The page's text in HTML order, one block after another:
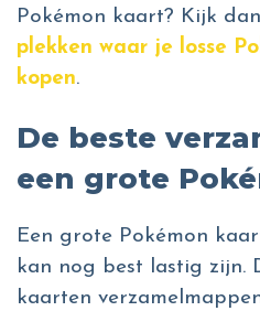
Pokémon kaart? Kijk
plekken waar je losse
kopen.
De beste
een grote
Een grote Pokémon
kan nog best lastig zijn.
kaarten